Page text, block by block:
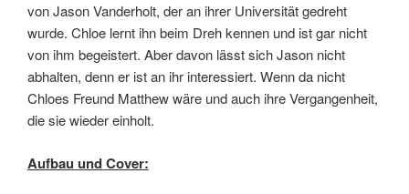
von Jason Vanderholt, der an ihrer Universität gedreht
wurde. Chloe lernt ihn beim Dreh kennen und ist gar nicht
von ihm begeistert. Aber davon lässt sich Jason nicht
abhalten, denn er ist an ihr interessiert. Wenn da nicht
Chloes Freund Matthew wäre und auch ihre Vergangenheit,
die sie wieder einholt.
Aufbau und Cover: